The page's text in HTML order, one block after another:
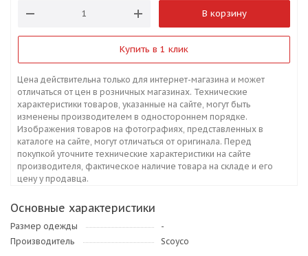
В корзину
Купить в 1 клик
Цена действительна только для интернет-магазина и может
отличаться от цен в розничных магазинах. Технические
характеристики товаров, указанные на сайте, могут быть
изменены производителем в одностороннем порядке.
Изображения товаров на фотографиях, представленных в
каталоге на сайте, могут отличаться от оригинала. Перед
покупкой уточните технические характеристики на сайте
производителя, фактическое наличие товара на складе и его
цену у продавца.
Основные характеристики
Размер одежды
-
Производитель
Scoyco